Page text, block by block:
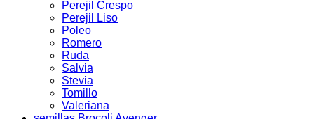
Perejil Crespo
Perejil Liso
Poleo
Romero
Ruda
Salvia
Stevia
Tomillo
Valeriana